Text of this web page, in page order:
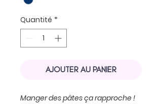
Quantité *
AJOUTER AU PANIER
Manger des pâtes ça rapproche !